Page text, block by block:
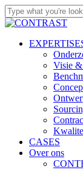
Skip
to
content
Close
Menu
Visie &
CASES
Over ons